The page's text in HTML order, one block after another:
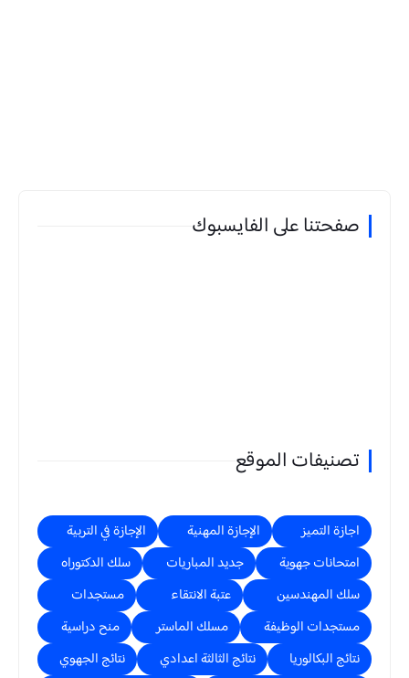
صفحتنا على الفايسبوك
تصنيفات الموقع
اجازة التميز الإجازة المهنية
الإجازة في التربية
امتحانات جهوية
جديد المباريات
سلك الدكتوراه
سلك المهندسين
عتبة الانتقاء
مستجدات
مستجدات الوظيفة
مسلك الماستر
منح دراسية
نتائج البكالوريا
نتائج الثالثة اعدادي
نتائج الجهوي